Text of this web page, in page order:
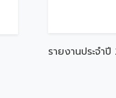
รายงานประจำ